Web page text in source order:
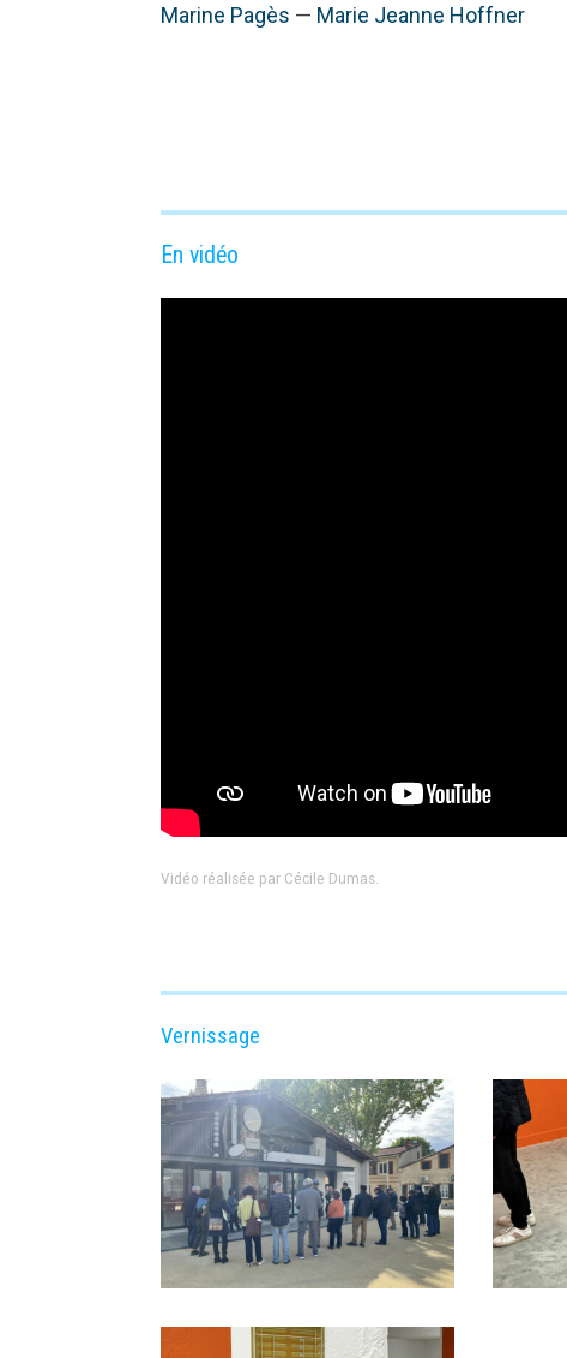
Marine Pagès — Marie Jeanne Hoffner
En vidéo
Vidéo réalisée par Cécile Dumas.
Vernissage